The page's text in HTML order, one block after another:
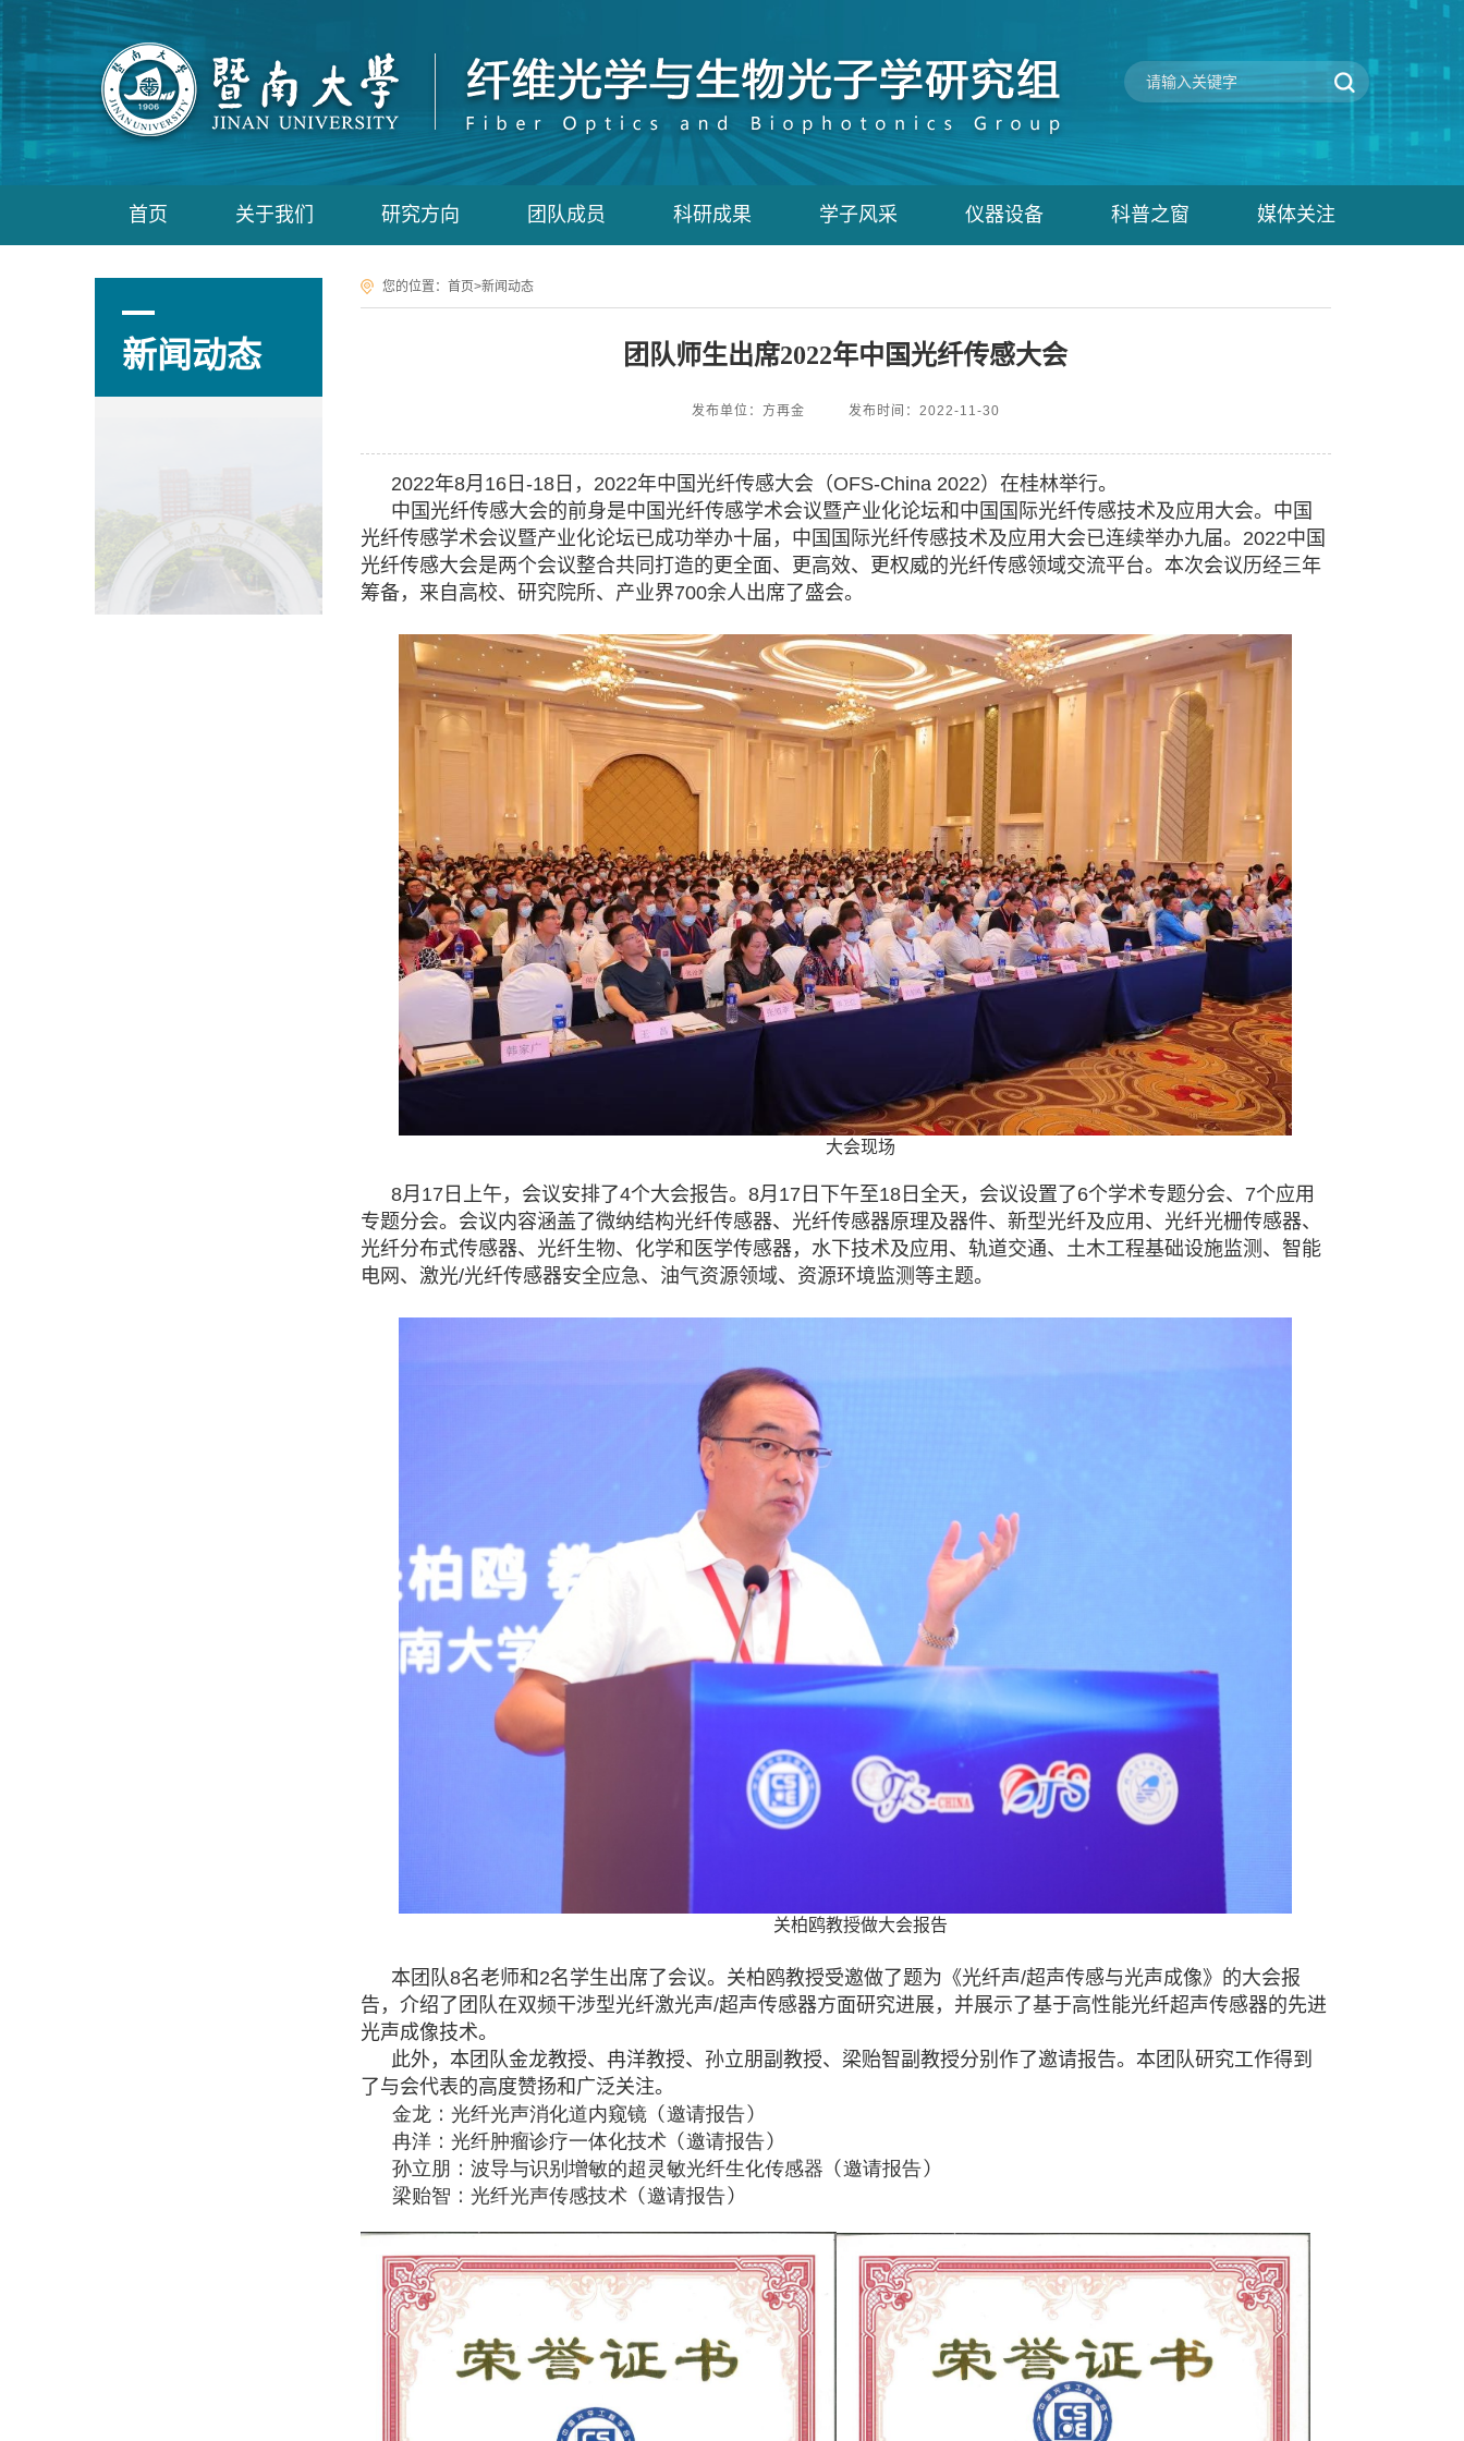
首页 关于我们 研究方向 团队成员 科研成果 学子风采 仪器设备 科普之窗 媒体关注
新闻动态
您的位置： 首页>新闻动态
团队师生出席2022年中国光纤传感大会
发布单位：方再金 发布时间：2022-11-30
2022年8月 16日 -18日， 2022年中国光纤传感大会（OFS-China 2022）在桂林举行。
中国光纤传感大会的前身是中国光纤传感学术会议暨产业化论坛和中国国际光纤传感技术及应用大会。中国
光纤传感学术会议暨产业化论坛已成功举办十届，中国国际光纤传感技术及应用大会已连续举办九届。 2022中国
光纤传感大会是两个会议整合共同打造的更全面、更高效、更权威的光纤传感领域交流平台。本次会议历经三年
筹备，来自高校、研究院所、产业界700余人出席了盛会。
大会现场
8月 17 日上午，会议安排了4个大会报告。 8月 17 日下午至18日全天，会议设置了6个学术专题分会、 7个应用
专题分会。会议内容涵盖了微纳结构光纤传感器、光纤传感器原理及器件、新型光纤及应用、光纤光栅传感器、
光纤分布式传感器、光纤生物、化学和医学传感器，水下技术及应用、轨道交通、土木工程基础设施监测、智能
电网、激光/光纤传感器安全应急、油气资源领域、资源环境监测等主题。
关柏鸥教授做大会报告
本团队8名老师和 2名学生出席了会议。关柏鸥教授受邀做了题为《光纤声/超声传感与光声成像》的大会报
告，介绍了团队在双频干涉型光纤激光声/超声传感器方面研究进展，并展示了基于高性能光纤超声传感器的先进
光声成像技术。
此外，本团队金龙教授、冉洋教授、孙立朋副教授、梁贻智副教授分别作了邀请报告。本团队研究工作得到
了与会代表的高度赞扬和广泛关注。
金龙：光纤光声消化道内窥镜（邀请报告）
冉洋：光纤肿瘤诊疗一体化技术（邀请报告）
孙立朋：波导与识别增敏的超灵敏光纤生化传感器（邀请报告）
梁贻智：光纤光声传感技术（邀请报告）